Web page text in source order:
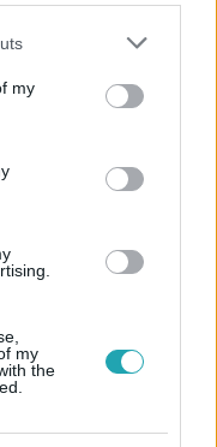
one or more Google
You may click to
third-party tags to
in below Google
my
my
the
EL